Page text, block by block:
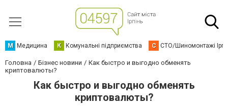
М Медицина К Комунальні підприємства С СТО/Шиномонтажі
Головна Бізнес новини
Как быстро и выгодно обменять
криптовалюты?
Как быстро и выгодно обменять
криптовалюты?